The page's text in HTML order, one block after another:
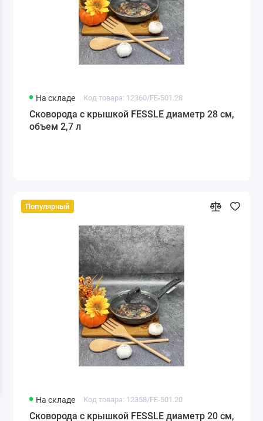
На складе Код товара: 12360/FE-501.28
Сковорода с крышкой FESSLE диаметр 28 см,
объем 2,7 л
Популярный
На складе Код товара: 12358/FE-501.20
Сковорода с крышкой FESSLE диаметр 20 см,